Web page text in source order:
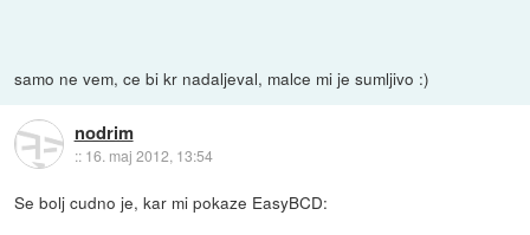
samo ne vem, ce bi kr nadaljeval, malce mi je sumljivo :)
nodrim
:: 16. maj 2012, 13:54
Se bolj cudno je, kar mi pokaze EasyBCD: